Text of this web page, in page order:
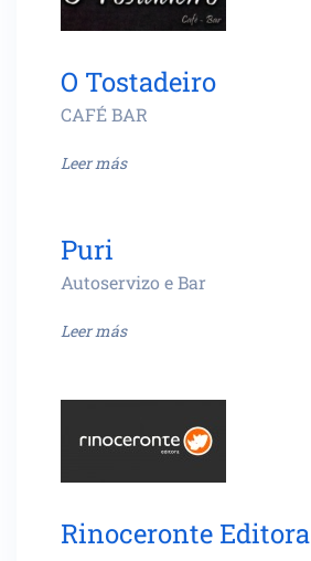
O Tostadeiro
CAFÉ BAR
Leer más
Puri
Autoservizo e Bar
Leer más
Rinoceronte Editora